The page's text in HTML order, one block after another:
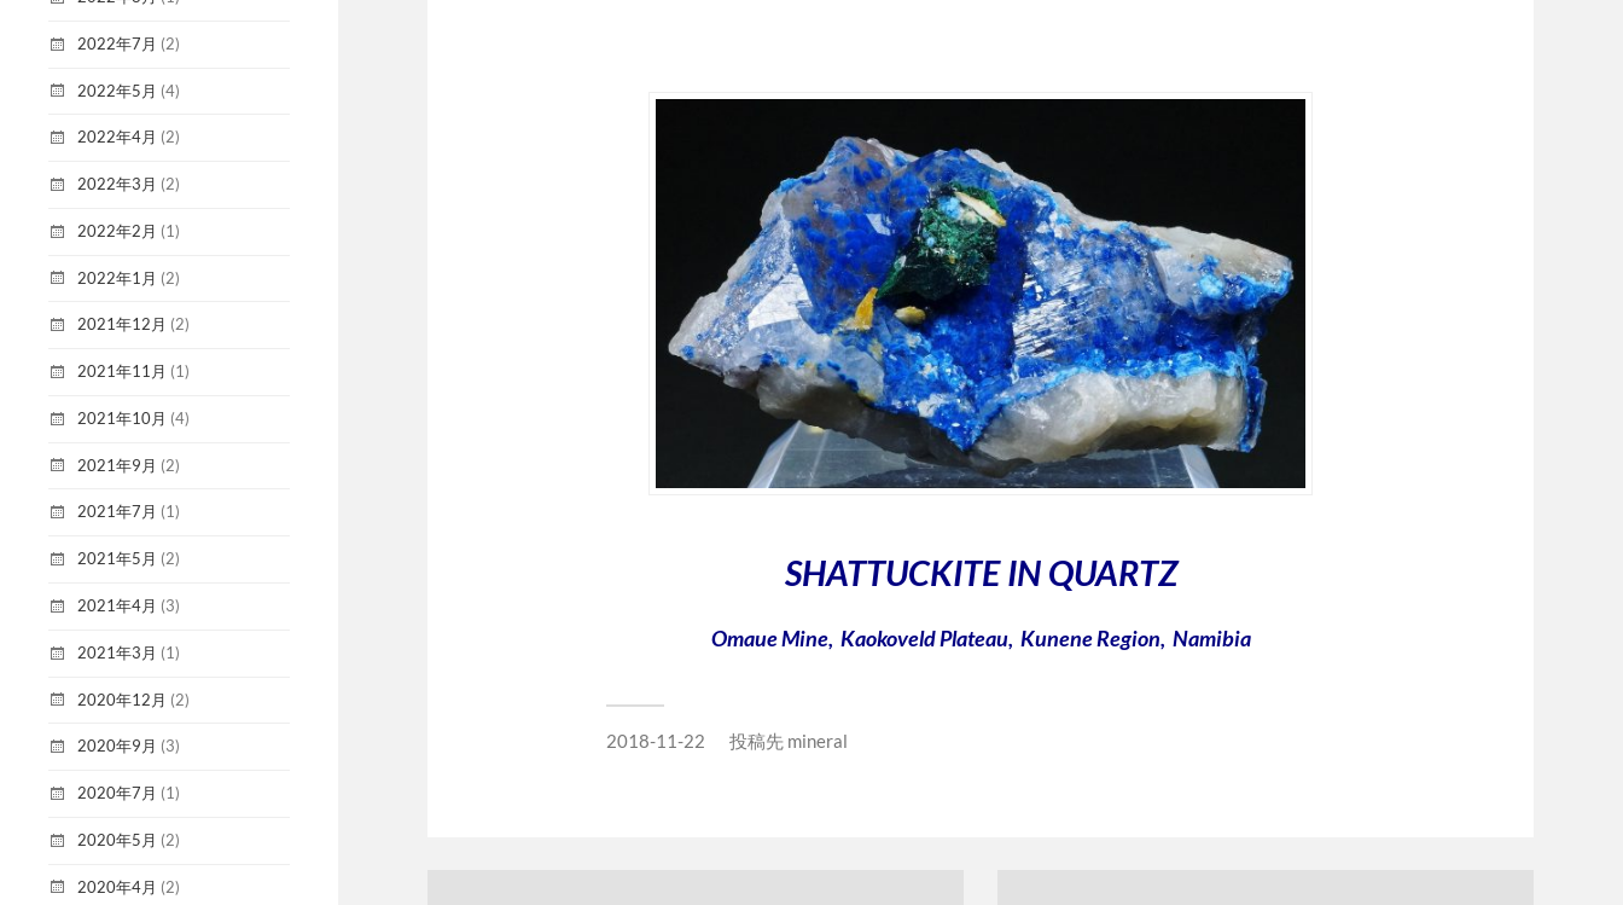
2022年7月 (2)
2022年5月 (4)
2022年4月 (2)
2022年3月 (2)
2022年2月 (1)
2022年1月 (2)
2021年12月 (2)
2021年11月 (1)
2021年10月 (4)
2021年9月 (2)
2021年7月 (1)
2021年5月 (2)
2021年4月 (3)
2021年3月 (1)
2020年12月 (2)
2020年9月 (3)
2020年7月 (1)
2020年5月 (2)
2020年4月 (2)
SHATTUCKITE IN QUARTZ
Omaue Mine, Kaokoveld Plateau, Kunene Region, Namibia
2018-11-22 投稿先 mineral